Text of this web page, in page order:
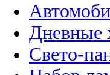
Дневные
Свето-